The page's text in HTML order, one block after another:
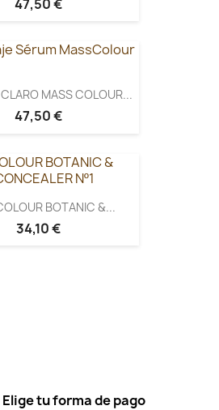
47,50 €
MASS COLOUR...
47,50 €
BOTANIC &...
34,10 €
tu forma de pago